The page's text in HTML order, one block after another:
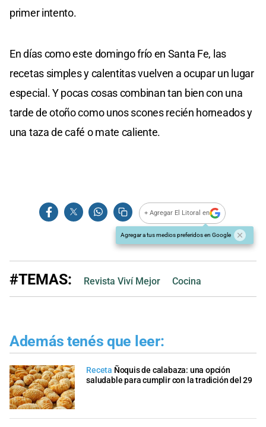
primer intento.
En días como este domingo frío en Santa Fe, las
recetas simples y calentitas vuelven a ocupar un lugar
especial. Y pocas cosas combinan tan bien con una
tarde de otoño como unos scones recién horneados y
una taza de café o mate caliente.
+ Agregar El Litoral en
Agregar a tus medios preferidos en Google
#TEMAS: Revista Viví Mejor Cocina
Además tenés que leer:
Receta Ñoquis de calabaza: una opción
saludable para cumplir con la tradición del 29